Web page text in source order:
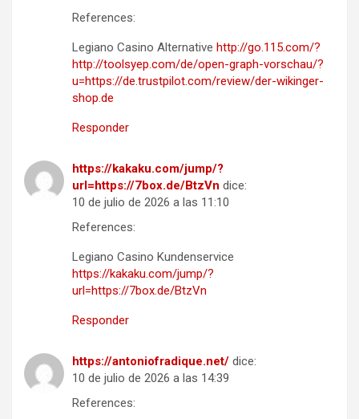
References:
Legiano Casino Alternative http://go.115.com/?
http://toolsyep.com/de/open-graph-vorschau/?
u=https://de.trustpilot.com/review/der-wikinger-
shop.de
Responder
https://kakaku.com/jump/?
url=https://7box.de/BtzVn dice:
10 de julio de 2026 a las 11:10
References:
Legiano Casino Kundenservice
https://kakaku.com/jump/?
url=https://7box.de/BtzVn
Responder
https://antoniofradique.net/ dice:
10 de julio de 2026 a las 14:39
References: